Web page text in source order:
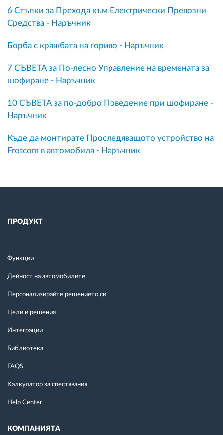
6 Стъпки за Прехода към Електрически Превозни
Средства - Наръчник
Борба с кражбата на гориво - Наръчник
7 СЪВЕТА за По-лесно Управление на времената за
шофиране - Наръчник
10 СЪВЕТА за по-добро Поведение при шофиране -
Наръчник
Къде да монтирате Проследяващото устройство на
Frotcom в автомобила - Наръчник
ПРОДУКТ
Функции
Дейност на автомобилите
Персонализирайте решението си
Цели и решения
Интеграции
Библиотека
FAQS
Калкулатор за спестявания
Help Center
КОМПАНИЯТА